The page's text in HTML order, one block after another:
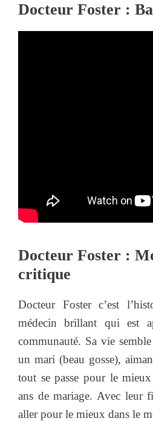
Docteur Foster :
Docteur Foster :
critique
Docteur Foster c’est
médecin brillant qui est
communauté. Sa vie
un mari (beau gosse),
tout se passe pour le
ans de mariage. Avec leur
aller pour le mieux dans le